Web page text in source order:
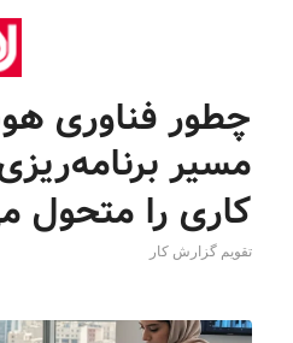
چطور فناوری
مسیر
کاری را متحول
تقویم گزارش کار